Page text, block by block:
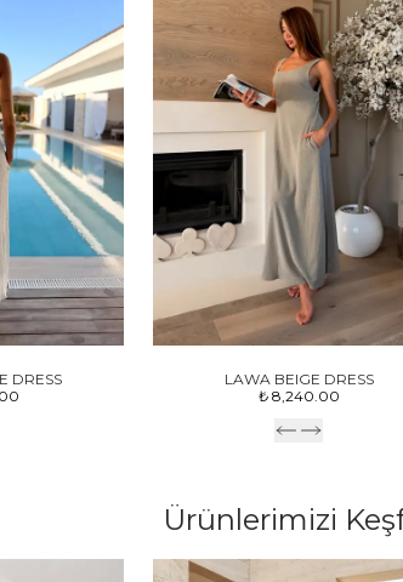
DRESS
LAWA BEIGE DRESS
₺ 8,240.00
Ürünlerimizi